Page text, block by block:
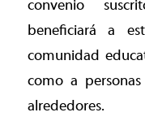
convenio
beneficiará a
comunidad
como a
alrededores.